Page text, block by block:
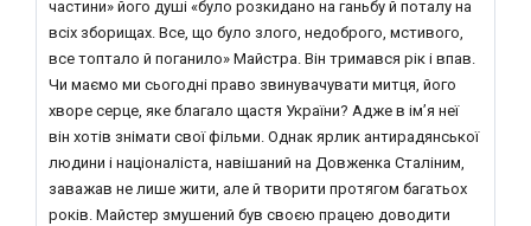
частини» його душі «було розкидано на ганьбу й поталу на
всіх зборищах. Все, що було злого, недоброго, мстивого,
все топтало й поганило» Майстра. Він тримався рік і впав.
Чи маємо ми сьогодні право звинувачувати митця, його
хворе серце, яке благало щастя України? Адже в ім’я неї
він хотів знімати свої фільми. Однак ярлик антирадянської
людини і націоналіста, навішаний на Довженка Сталіним,
заважав не лише жити, але й творити протягом багатьох
років. Майстер змушений був своєю працею доводити